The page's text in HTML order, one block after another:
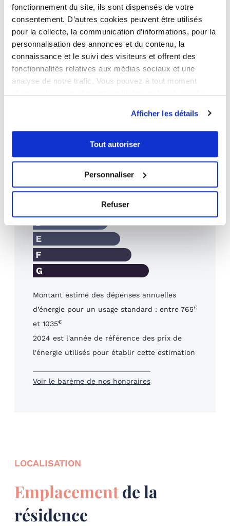
fonctionnement du site, ils sont dispensés de votre
consentement. D’autres cookies peuvent être utilisés
pour la collecte, la communication d’informations, pour la
personnalisation des annonces et du contenu, la
connaissance et le suivi des visiteurs et offrent des
fonctionnalités relatives aux médias sociaux et une
analyse de notre trafic. Vous pouvez à tout moment
changer d’avis en cliquant sur l’icône en bas à gauche.
Afficher les détails
Tout autoriser
Personnaliser
Refuser
Classe énergie
227kWh/m².an
7kg CO₂/m².an
Montant estimé des dépenses annuelles
d’énergie pour un usage standard : entre 765€
et 1035€
2024 est l'année de référence des prix de
l'énergie utilisés pour établir cette estimation
Voir le barème de nos honoraires
LOCALISATION
Emplacementde la
résidence